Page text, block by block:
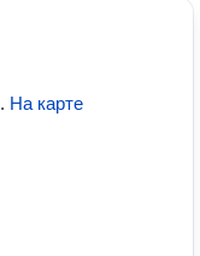
. На карте